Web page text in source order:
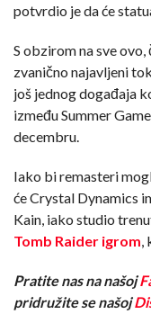
potvrdio je da će
S obzirom na sve
zvanično najavljeni
još jednog događaja
između Summer
decembru.
Iako bi remasteri
će Crystal Dynamics
Kain, iako studio
Tomb Raider igrom
Pratite nas na našoj
pridružite se našoj